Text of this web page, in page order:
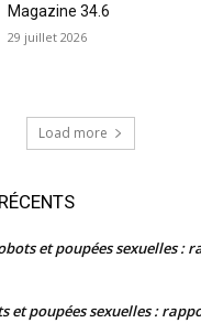
Magazine 34.6
29 juillet 2026
Load more
et poupées sexuelles :
et poupées sexuelles :